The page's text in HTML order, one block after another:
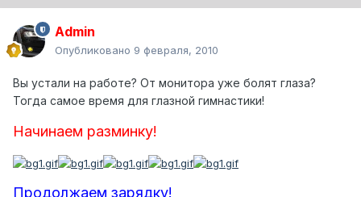
Admin
Опубликовано 9 февраля, 2010
Вы устали на работе? От монитора уже болят глаза?
Тогда самое время для глазной гимнастики!
Начинаем разминку!
Продолжаем зарядку!